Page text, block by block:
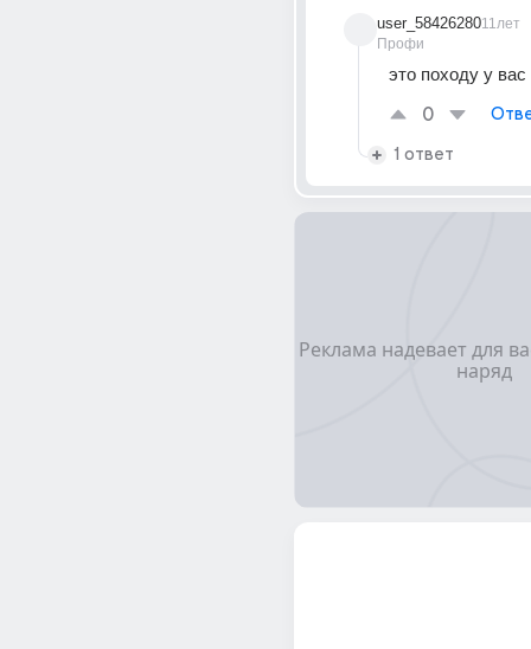
user_58426280
Профи
11лет
это походу у
0
1 ответ